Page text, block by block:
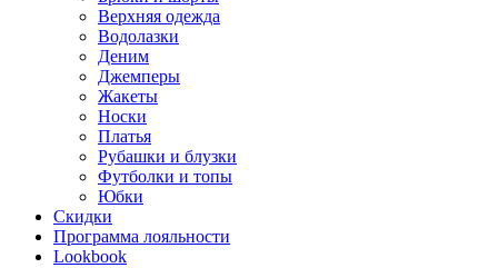
Верхняя одежда
Водолазки
Деним
Джемперы
Жакеты
Носки
Платья
Рубашки и блузки
Футболки и топы
Юбки
Скидки
Программа лояльности
Lookbook